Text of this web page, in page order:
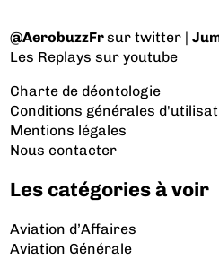
@AerobuzzFrsur twitter |
Les Replays sur youtube
Charte de déontologie
Conditions générales
Mentions légales
Nous contacter
Les catégories à voir
Aviation d’Affaires
Aviation Générale